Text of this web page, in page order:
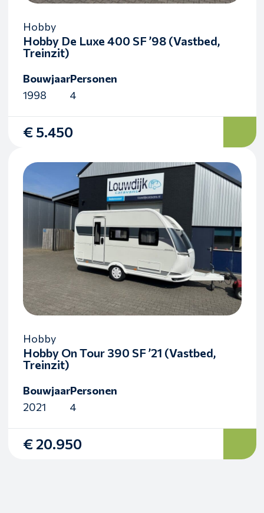
Hobby
Hobby De Luxe 400 SF ’98 (Vastbed,
Treinzit)
Bouwjaar
1998
Personen
4
€ 5.450
Hobby
Hobby On Tour 390 SF ’21 (Vastbed,
Treinzit)
Bouwjaar
2021
Personen
4
€ 20.950